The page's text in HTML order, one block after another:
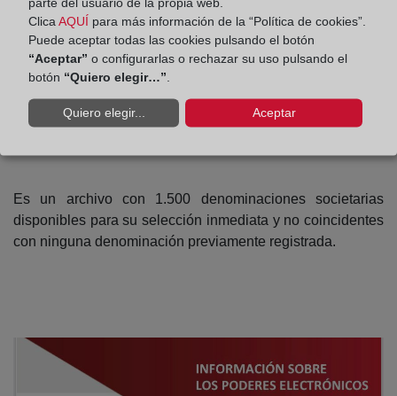
¿Qué es la bolsa de
denominaciones?
Descargar(abre en nueva ventana)
Es un archivo con 1.500 denominaciones societarias
disponibles para su selección inmediata y no coincidentes
con ninguna denominación previamente registrada.
Clica AQUÍ para más información de la “Política de cookies”.
Puede aceptar todas las cookies pulsando el botón
“Aceptar” o configurarlas o rechazar su uso pulsando el
botón “Quiero elegir…”
Quiero elegir... Aceptar